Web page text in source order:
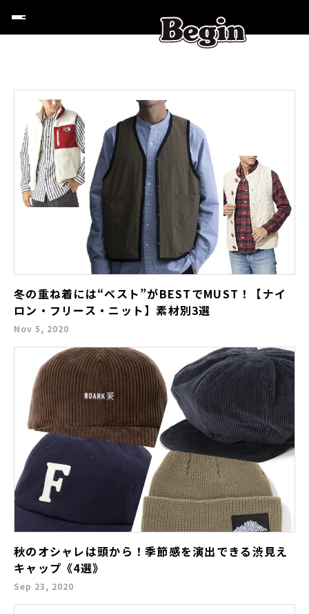
冬の重ね着には“ベスト”がBESTでMUST！【ナイ
ロン・フリース・ニット】素材別3選
Nov 5, 2020
秋のオシャレは頭から！季節感を演出できる渋見え
キャップ《4選》
Sep 23, 2020